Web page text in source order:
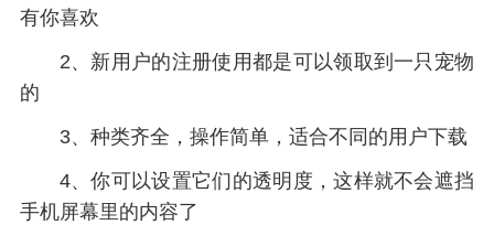
有你喜欢
2、新用户的注册使用都是可以领取到一只宠物
的
3、种类齐全，操作简单，适合不同的用户下载
4、你可以设置它们的透明度，这样就不会遮挡
手机屏幕里的内容了